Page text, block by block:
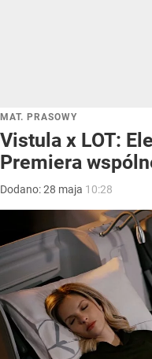
MAT. PRASOWY
Vistula x LOT:
Premiera
Dodano:28 maja 10:28